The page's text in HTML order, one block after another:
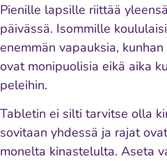
Pienille lapsille riittää
päivässä. Isommille
enemmän vapauksia,
ovat monipuolisia eikä aika
peleihin.
Tabletin ei silti tarvitse olla
sovitaan yhdessä ja rajat
monelta kinastelulta. Aseta